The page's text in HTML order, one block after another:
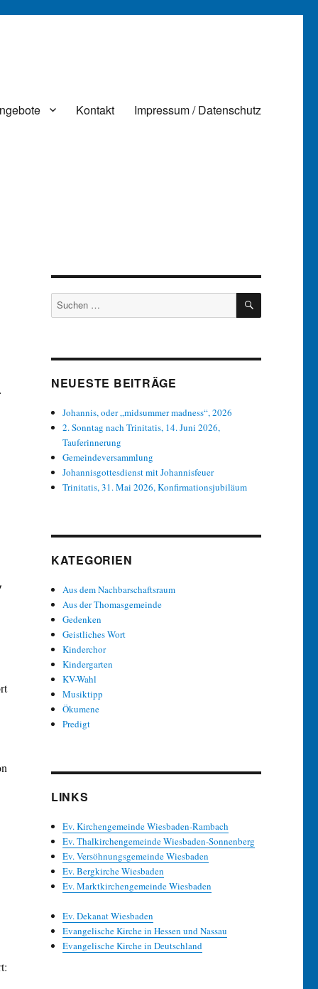
Kontakt Impressum / Datenschutz
Suchen
nach:
SUCHEN
NEUESTE BEITRÄGE
Johannis, oder „midsummer madness“, 2026
2. Sonntag nach Trinitatis, 14. Juni 2026,
Tauferinnerung
Gemeindeversammlung
Johannisgottesdienst mit Johannisfeuer
Trinitatis, 31. Mai 2026, Konfirmationsjubiläum
KATEGORIEN
Aus dem Nachbarschaftsraum
Aus der Thomasgemeinde
Gedenken
Geistliches Wort
Kinderchor
Kindergarten
KV-Wahl
Musiktipp
Ökumene
Predigt
LINKS
Ev. Kirchengemeinde Wiesbaden-Rambach
Ev. Thalkirchengemeinde Wiesbaden-Sonnenberg
Ev. Versöhnungsgemeinde Wiesbaden
Ev. Bergkirche Wiesbaden
Ev. Marktkirchengemeinde Wiesbaden
Ev. Dekanat Wiesbaden
Evangelische Kirche in Hessen und Nassau
Evangelische Kirche in Deutschland